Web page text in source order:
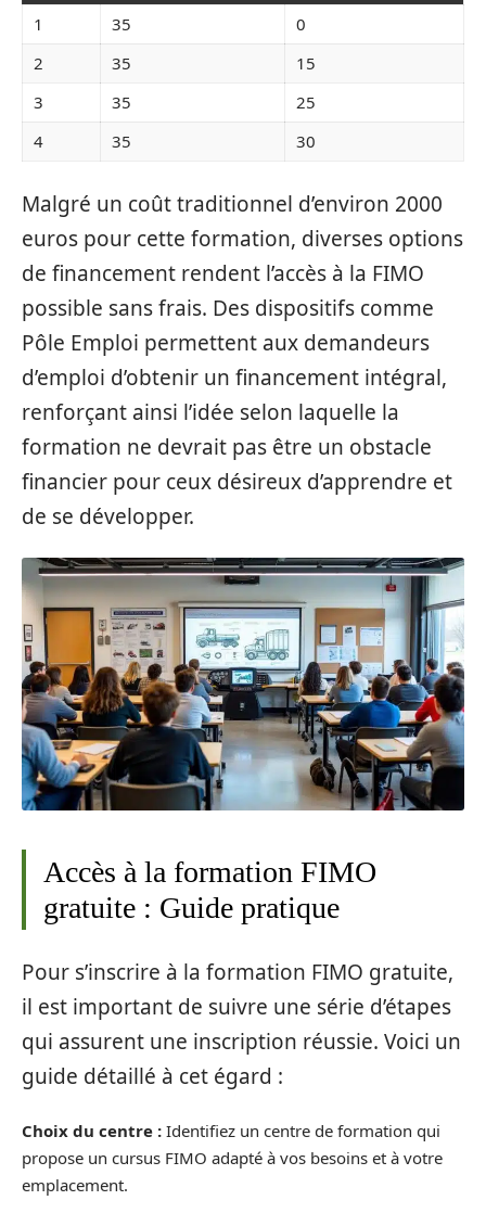
1 35
0
2
35
15
3
35
25
4
35 30
Malgré un coût traditionnel d’environ 2000
euros pour cette formation, diverses options
de financement rendent l’accès à la FIMO
possible sans frais. Des dispositifs comme
Pôle Emploi permettent aux demandeurs
d’emploi d’obtenir un financement intégral,
renforçant ainsi l’idée selon laquelle la
formation ne devrait pas être un obstacle
financier pour ceux désireux d’apprendre et
de se développer.
Accès à la formation FIMO
gratuite : Guide pratique
Pour s’inscrire à la formation FIMO gratuite,
il est important de suivre une série d’étapes
qui assurent une inscription réussie. Voici un
guide détaillé à cet égard :
Choix du centre : Identifiez un centre de formation qui
propose un cursus FIMO adapté à vos besoins et à votre
emplacement.